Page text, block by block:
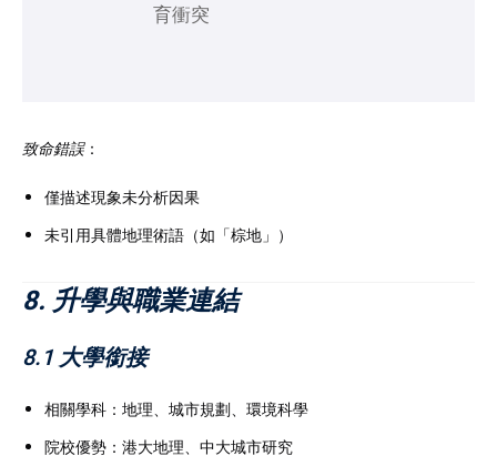
育衝突
致命錯誤：
僅描述現象未分析因果
未引用具體地理術語（如「棕地」）
8. 升學與職業連結
8.1 大學銜接
相關學科：地理、城市規劃、環境科學
院校優勢：港大地理、中大城市研究